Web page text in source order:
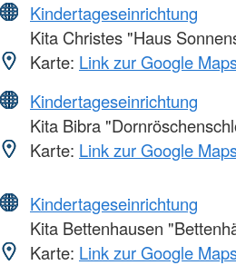
Kindertageseinrichtung
Kita Christes "Haus
Karte: Link zur Google
Kindertageseinrichtung
Kita Bibra
Karte: Link zur Google
Kindertageseinrichtung
Kita Bettenhausen
Karte: Link zur Google